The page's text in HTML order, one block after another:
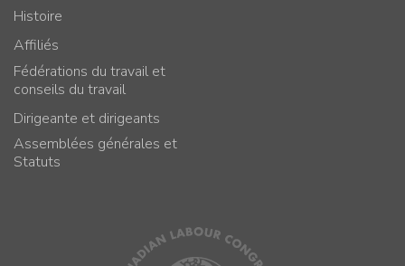
Histoire
Affiliés
Fédérations du travail et
conseils du travail
Dirigeante et dirigeants
Assemblées générales et
Statuts